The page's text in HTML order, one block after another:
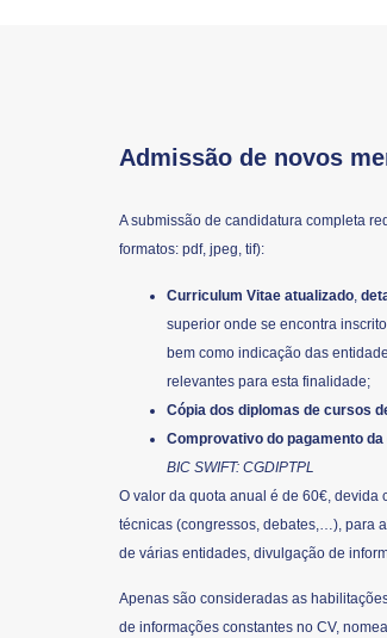
Admissão de novos
A submissão de candidatura completa
formatos: pdf, jpeg, tif):
Curriculum Vitae atualizado,
superior onde se encontra
bem como indicação das
relevantes para esta finalidade;
Cópia dos diplomas de cursos
Comprovativo do pagamento da
BIC SWIFT: CGDIPTPL
O valor da quota anual é de 60€,
técnicas (congressos, debates,…), para
de várias entidades, divulgação de
Apenas são consideradas as
de informações constantes no CV,